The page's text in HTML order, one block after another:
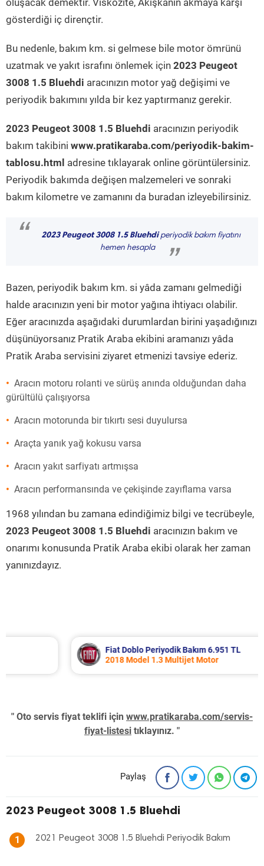
oluşacak demektir. Viskozite, Akışkanın akmaya karşı
gösterdiği iç dirençtir.
Bu nedenle, bakım km. si gelmese bile motor ömrünü
uzatmak ve yakıt israfını önlemek için 2023 Peugeot
3008 1.5 Bluehdi aracınızın motor yağ değişimi ve
periyodik bakımını yılda bir kez yaptırmanız gerekir.
2023 Peugeot 3008 1.5 Bluehdi aracınızın periyodik
bakım takibini www.pratikaraba.com/periyodik-bakim-
tablosu.html adresine tıklayarak online görüntülersiniz.
Periyodik bakımda değişen malzemeleri ve sonraki
bakım kilometre ve zamanını da buradan izleyebilirsiniz.
“ 2023 Peugeot 3008 1.5 Bluehdiperiyodik bakım fiyatını
hemen hesapla
”
Bazen, periyodik bakım km. si yâda zamanı gelmediği
halde aracınızın yeni bir motor yağına ihtiyacı olabilir.
Eğer aracınızda aşağıdaki durumlardan birini yaşadığınızı
düşünüyorsanız Pratik Araba ekibini aramanızı yâda
Pratik Araba servisini ziyaret etmenizi tavsiye ederiz.
Aracın motoru rolanti ve sürüş anında olduğundan daha
gürültülü çalışıyorsa
Aracın motorunda bir tıkırtı sesi duyulursa
Araçta yanık yağ kokusu varsa
Aracın yakıt sarfiyatı artmışsa
Aracın performansında ve çekişinde zayıflama varsa
1968 yılından bu zamana edindiğimiz bilgi ve tecrübeyle,
2023 Peugeot 3008 1.5 Bluehdi aracınızın bakım ve
onarımı konusunda Pratik Araba ekibi olarak her zaman
yanınızdayız.
Fiat Doblo Periyodik Bakım 6.951 TL
2018 Model 1.3 Multijet Motor
" Oto servis fiyat teklifi için www.pratikaraba.com/servis-
fiyat-listesi tıklayınız. "
Paylaş
2023 Peugeot 3008 1.5 Bluehdi
1 2021 Peugeot 3008 1.5 Bluehdi Periyodik Bakım